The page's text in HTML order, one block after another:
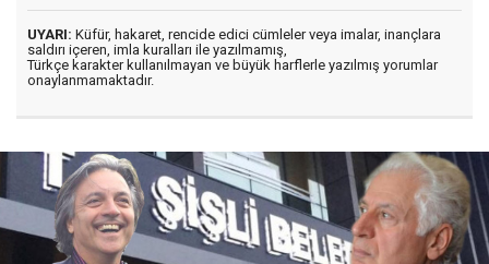
UYARI: Küfür, hakaret, rencide edici cümleler veya imalar, inançlara
saldırı içeren, imla kuralları ile yazılmamış,
Türkçe karakter kullanılmayan ve büyük harflerle yazılmış yorumlar
onaylanmamaktadır.